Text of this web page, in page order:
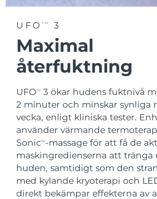
UFO TM 3
Maximal
återfuktning
UFOTM
3 ökar hudens fuktnivå
2 minuter och minskar synliga
vecka, enligt kliniska tester.
använder värmande
SonicTM-massage för att få de
maskingredienserna att tränga
huden, samtidigt som den
med kylande kryoterapi och
direkt bekämpar effekterna av